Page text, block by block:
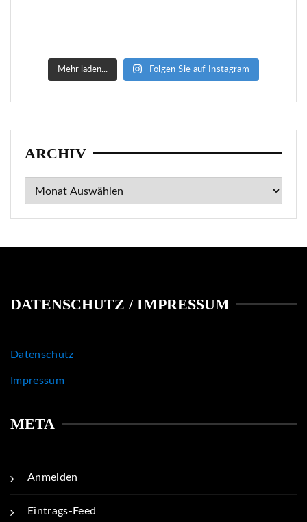
Mehr laden... Folgen Sie auf Instagram
ARCHIV
Archiv
DATENSCHUTZ / IMPRESSUM
Datenschutz
Impressum
META
Anmelden
Eintrags-Feed